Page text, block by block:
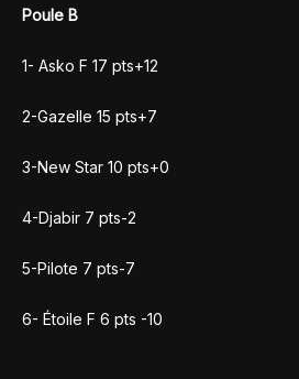
Poule B
1- Asko F 17 pts+12
2-Gazelle 15 pts+7
3-New Star 10 pts+0
4-Djabir 7 pts-2
5-Pilote 7 pts-7
6- Étoile F 6 pts -10